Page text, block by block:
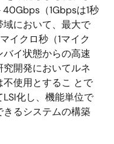
（1Gbpsは1秒
域において、最大で
イクロ秒（1マイク
バイ状態からの高速
開発においてルネ
使用とするこ とで
化し、機能単位で
るシステムの構築